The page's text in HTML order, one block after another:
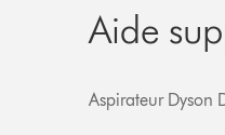
Aide
Aspirateur Dyson